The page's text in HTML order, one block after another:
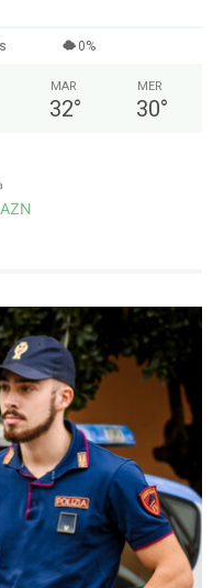
0%
MAR
32°
MER
30°